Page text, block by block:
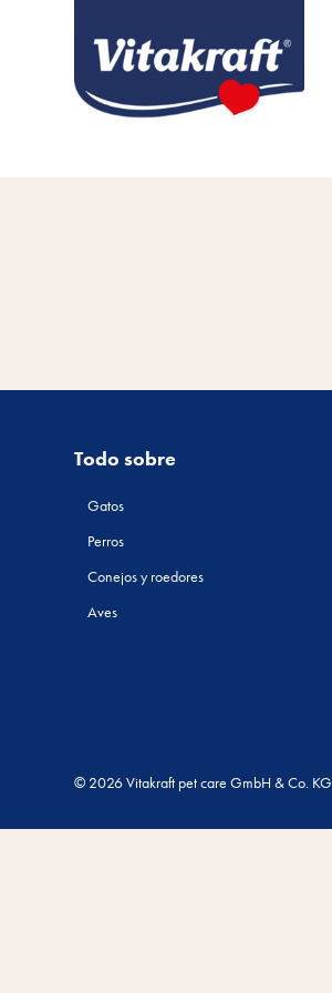
Todo sobre
Gatos
Perros
Conejos y roedores
Aves
© 2026 Vitakraft pet care GmbH & Co. KG